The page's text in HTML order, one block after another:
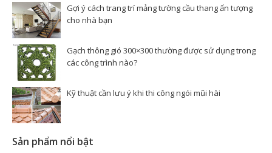
Gợi ý cách trang trí mảng tường cầu thang ấn tượng
cho nhà bạn
Gạch thông gió 300×300 thường được sử dụng trong
các công trình nào?
Kỹ thuật cần lưu ý khi thi công ngói mũi hài
Sản phẩm nổi bật